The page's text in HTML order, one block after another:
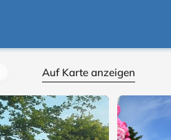
Auf Karte anzeigen